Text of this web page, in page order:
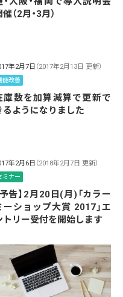
催（2月・3月）
年2月7日 （2017年2月13日 更新）
能改善
庫数を加算減算で更新で
るようになりました
年2月6日 （2018年2月7日 更新）
ミナー
予告】2月20日(月)「カラー
ーショップ大賞 2017」エ
トリー受付を開始します